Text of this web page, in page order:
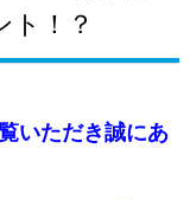
ト！？
いただき誠にあ